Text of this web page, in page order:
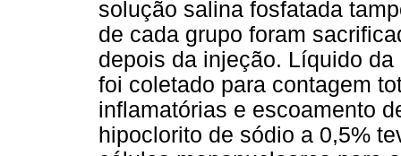
solução salina fosfatada
de cada grupo foram
depois da injeção. Líquido
foi coletado para contagem
inflamatórias e escoamento
hipoclorito de sódio a 0,5%